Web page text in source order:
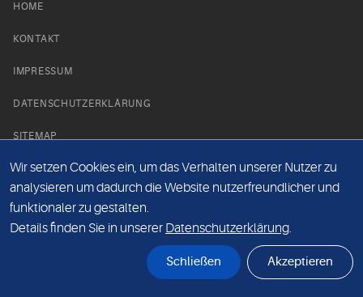
HOME
KONTAKT
IMPRESSUM
DATENSCHUTZERKLÄRUNG
SITEMAP
NEWS PARTNER
Wir setzen Cookies ein, um das Verhalten unserer Nutzer zu
analysieren um dadurch die Website nutzerfreundlicher und
funktionaler zu gestalten.
Details finden Sie in unserer Datenschutzerklärung.
Schließen Akzeptieren